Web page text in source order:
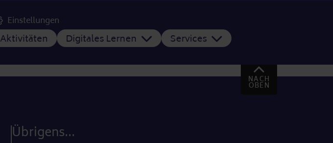
Aktivitäten Digitales Lernen Services
Einstellungen
NACH
OBEN
Übrigens...